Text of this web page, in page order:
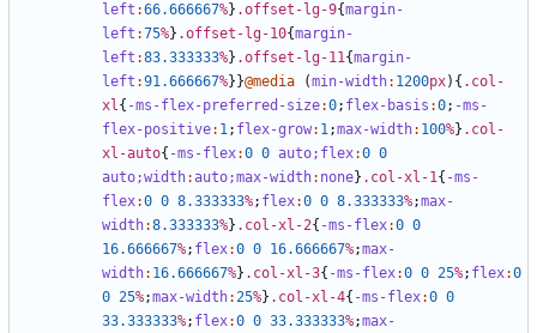
left :66.666667%} .offset-lg-9{margin-
left :75%} .offset-lg-10{margin-
left :83.333333%} .offset-lg-11{margin-
left :91.666667%}}@media (min-width: 1200px){ .col-
xl{ -ms-flex-preferred-size:0; flex-basis :0; -ms-
flex-positive: 1; flex-grow: 1;max-width: 100%} .col-
xl-auto{ -ms-flex:0 0 auto; flex:0 0
auto;width:auto;max-width: none} .col-xl-1{ -ms-
flex:0 0 8.333333%; flex:0 0 8.333333%;max-
width:8.333333%} .col-xl-2{ -ms-flex:0 0
16.666667%; flex:0 0 16.666667%;max-
width: 16.666667%} .col-xl-3{ -ms-flex:0 0 25%; flex:0
0 25%;max-width:25%} .col-xl-4{ -ms-flex:0 0
33.333333%; flex:0 0 33.333333%;max-